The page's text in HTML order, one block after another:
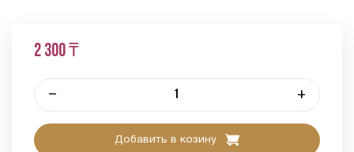
2 300 ₸
– +
Добавить в козину